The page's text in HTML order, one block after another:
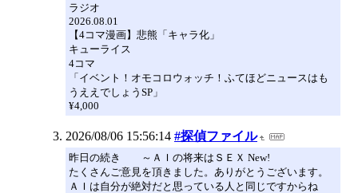
ラジオ
2026.08.01
【4コマ漫画】悲熊「キャラ化」
キューライス
4コマ
「イベント！オモコロウォッチ！ふてほどニュースはも
うええでしょうSP」
¥4,000
2026/08/06 15:56:14 #探偵ファイル
昨日の続き ～ＡＩの将来はＳＥＸ New!
たくさんご意見を頂きました。ありがとうございます。
ＡＩは自分が絶対だと思っている人と同じですからね